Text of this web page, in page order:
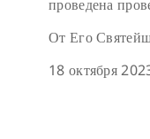
проведена
От Его
18 октября